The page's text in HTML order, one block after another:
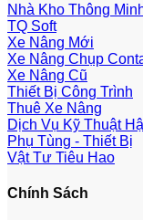
Nhà Kho Thông
TQ Soft
Xe Nâng Mới
Xe Nâng Chụp
Xe Nâng Cũ
Thiết Bị Công Trình
Thuê Xe Nâng
Dịch Vụ Kỹ Thuật
Phụ Tùng - Thiết Bị
Vật Tư Tiêu Hao
Chính Sách